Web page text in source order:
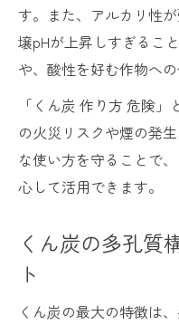
す。また、アルカリ性
壌pHが上昇しすぎるこ
や、酸性を好む作物へ
「くん炭 作り方 危険
の火災リスクや煙の発
な使い方を守ることで
心して活用できます。
くん炭の多孔質
ト
くん炭の最大の特徴は